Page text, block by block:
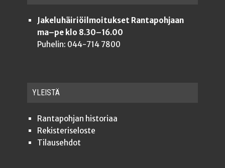
Jakeluhäiriöilmoitukset Rantapohjaan
ma–pe klo 8.30–16.00
Puhelin: 044-714 7800
YLEISTÄ
Ran­ta­poh­jan historiaa
Rekis­te­ri­se­los­te
Tilauseh­dot